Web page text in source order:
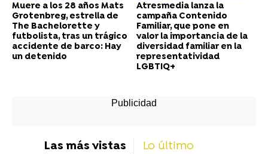
Muere a los 28 años Mats
Grotenbreg, estrella de
The Bachelorette y
futbolista, tras un trágico
accidente de barco: Hay
un detenido
Atresmedia lanza la
campaña Contenido
Familiar, que pone en
valor la importancia de la
diversidad familiar en la
representatividad
LGBTIQ+
Las más vistas Lo último